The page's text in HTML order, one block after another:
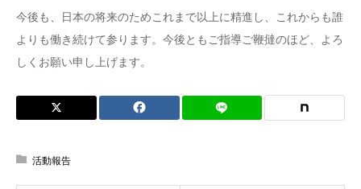
今後も、日本の将来のためこれまで以上に精進し、これからも誰
よりも働き続けて参ります。今後ともご指導ご鞭撻のほど、よろ
しくお願い申し上げます。
活動報告